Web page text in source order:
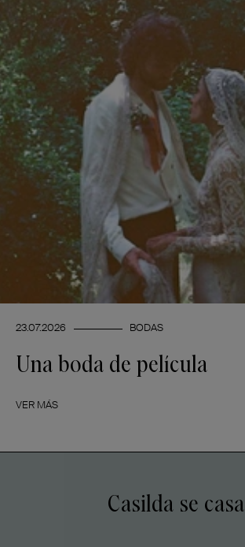
23.07.2026 BODAS
Una boda de película
VER MÁS
Casilda se casa